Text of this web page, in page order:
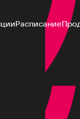
Расписание